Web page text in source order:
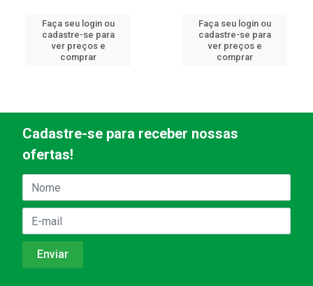
Faça seu login ou
cadastre-se para
ver preços e
comprar
Faça seu login ou
cadastre-se para
ver preços e
comprar
Cadastre-se para receber nossas
ofertas!